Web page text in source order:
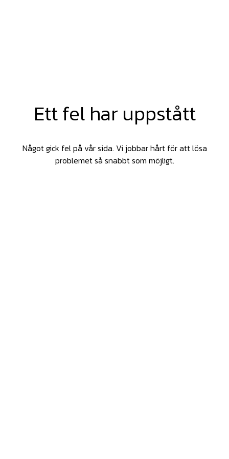
Ett fel har uppstått
Något gick fel på vår sida. Vi jobbar hårt för att lösa
problemet så snabbt som möjligt.